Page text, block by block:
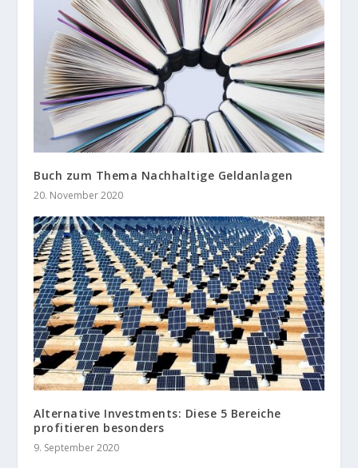
Buch zum Thema Nachhaltige Geldanlagen
20. November 2020
Alternative Investments: Diese 5 Bereiche
profitieren besonders
9. September 2020